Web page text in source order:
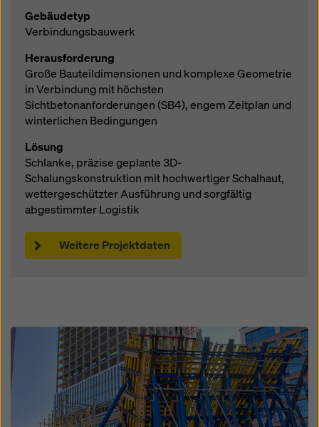
Gebäudetyp
Verbindungsbauwerk
Herausforderung
Große Bauteildimensionen und komplexe Geometrie
in Verbindung mit höchsten
Sichtbetonanforderungen (SB4), engem Zeitplan und
winterlichen Bedingungen
Lösung
Schlanke, präzise geplante 3D-
Schalungskonstruktion mit hochwertiger Schalhaut,
wettergeschützter Ausführung und sorgfältig
abgestimmter Logistik
Weitere Projektdaten
Open
auch die Möglichkeit, Ihre Cookies auszuwählen
(Erweiterte Cookie-Einstellungen).